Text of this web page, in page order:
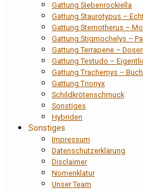
Gattung Siebenrockiella
Gattung Staurotypus –
Gattung Sternotherus –
Gattung Stigmochelys –
Gattung Terrapene –
Gattung Testudo –
Gattung Trachemys –
Gattung Trionyx
Schildkrötenschmuck
Sonstiges
Hybriden
Sonstiges
Impressum
Datenschutzerklärung
Disclaimer
Nomenklatur
Unser Team